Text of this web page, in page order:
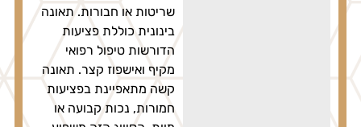
שריטות או חבורות. תאונה
בינונית כוללת פציעות
הדורשות טיפול רפואי
מקיף ואישפוז קצר. תאונה
קשה מתאפיינת בפציעות
חמורות, נכות קבועה או